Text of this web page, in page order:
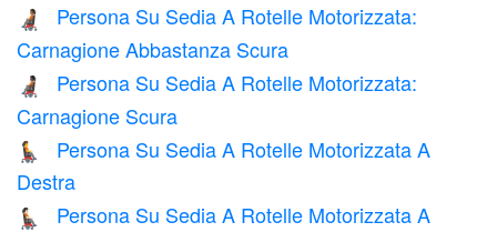
🧑🏾‍🦼
Persona Su Sedia A Rotelle Motorizzata:
Carnagione Abbastanza Scura
🧑🏿‍🦼
Persona Su Sedia A Rotelle Motorizzata:
Carnagione Scura
🧑‍🦼‍➡️
Persona Su Sedia A Rotelle Motorizzata A
Destra
🧑🏻‍🦼‍➡️
Persona Su Sedia A Rotelle Motorizzata A